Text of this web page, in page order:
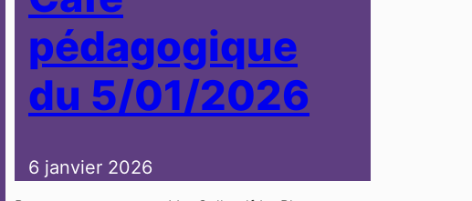
pédagogique
du 5/01/2026
6 janvier 2026